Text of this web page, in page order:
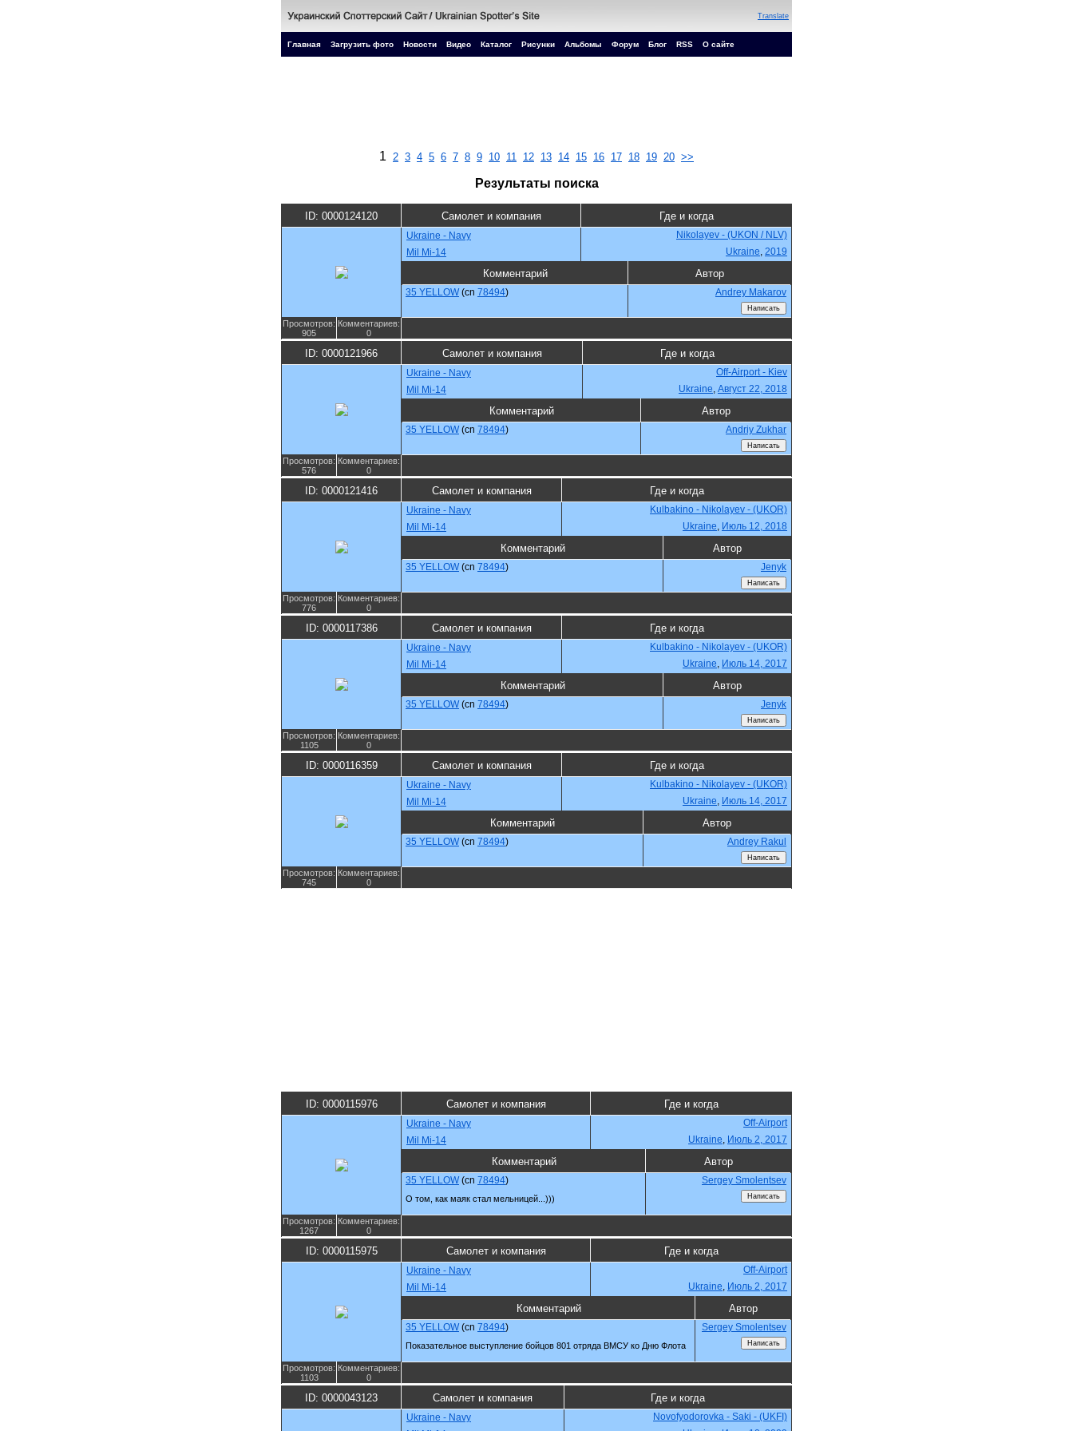
Translate
Главная Загрузить фото Новости Видео Каталог Рисунки Альбомы Форум Блог RSS О сайте
1 2 3 4 5 6 7 8 9 10 11 12 13 14 15 16 17 18 19 20 >>
Результаты поиска
ID: 0000124120 Самолет и компания Где и когда
Ukraine - Navy
Nikolayev - (UKON / NLV)
Mil Mi-14
Ukraine, 2019
Комментарий Автор
35 YELLOW (cn 78494) Andrey Makarov
Просмотров:
905
Комментариев:
0
ID: 0000121966 Самолет и компания Где и когда
Ukraine - Navy
Off-Airport - Kiev
Mil Mi-14
Ukraine, Август 22, 2018
Комментарий Автор
35 YELLOW (cn 78494) Andriy Zukhar
Просмотров:
576
Комментариев:
0
ID: 0000121416 Самолет и компания Где и когда
Ukraine - Navy
Kulbakino - Nikolayev - (UKOR)
Mil Mi-14
Ukraine, Июль 12, 2018
Комментарий Автор
35 YELLOW (cn 78494) Jenyk
Просмотров:
776
Комментариев:
0
ID: 0000117386 Самолет и компания Где и когда
Ukraine - Navy
Kulbakino - Nikolayev - (UKOR)
Mil Mi-14
Ukraine, Июль 14, 2017
Комментарий Автор
35 YELLOW (cn 78494) Jenyk
Просмотров:
1105
Комментариев:
0
ID: 0000116359 Самолет и компания Где и когда
Ukraine - Navy
Kulbakino - Nikolayev - (UKOR)
Mil Mi-14
Ukraine, Июль 14, 2017
Комментарий Автор
35 YELLOW (cn 78494) Andrey Rakul
Просмотров:
745
Комментариев:
0
ID: 0000115976 Самолет и компания Где и когда
Ukraine - Navy
Off-Airport
Mil Mi-14
Ukraine, Июль 2, 2017
Комментарий Автор
35 YELLOW (cn 78494)
О том, как маяк стал мельницей...)))
Sergey Smolentsev
Просмотров:
1267
Комментариев:
0
ID: 0000115975 Самолет и компания Где и когда
Ukraine - Navy
Off-Airport
Mil Mi-14
Ukraine, Июль 2, 2017
Комментарий Автор
35 YELLOW (cn 78494)
Показательное выступление бойцов 801 отряда ВМСУ ко Дню Флота
Sergey Smolentsev
Просмотров:
1103
Комментариев:
0
ID: 0000043123 Самолет и компания Где и когда
Ukraine - Navy
Novofyodorovka - Saki - (UKFI)